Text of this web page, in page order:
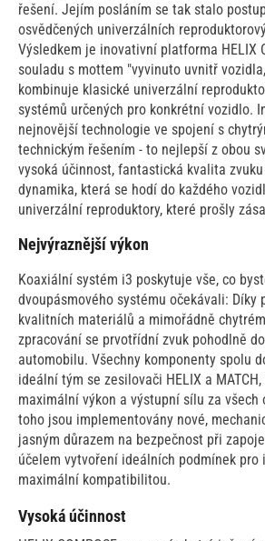
řešení. Jejím posláním se tak stalo
osvědčených univerzálních
Výsledkem je inovativní platforma HELIX
souladu s mottem "vyvinuto uvnitř
kombinuje klasické univerzální
systémů určených pro konkrétní vozidlo.
nejnovější technologie ve spojení s
technickým řešením - to nejlepší z obou
vysoká účinnost, fantastická kvalita
dynamika, která se hodí do každého
univerzální reproduktory, které prošly
Nejvýraznější výkon
Koaxiální systém i3 poskytuje vše, co
dvoupásmového systému očekávali: Díky
kvalitních materiálů a mimořádně
zpracování se prvotřídní zvuk pohodlně
automobilu. Všechny komponenty spolu
ideální tým se zesilovači HELIX a
maximální výkon a výstupní sílu za všech
toho jsou implementovány nové,
jasným důrazem na bezpečnost při
účelem vytvoření ideálních podmínek
maximální kompatibilitou.
Vysoká účinnost